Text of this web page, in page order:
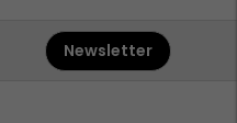
Newsletter